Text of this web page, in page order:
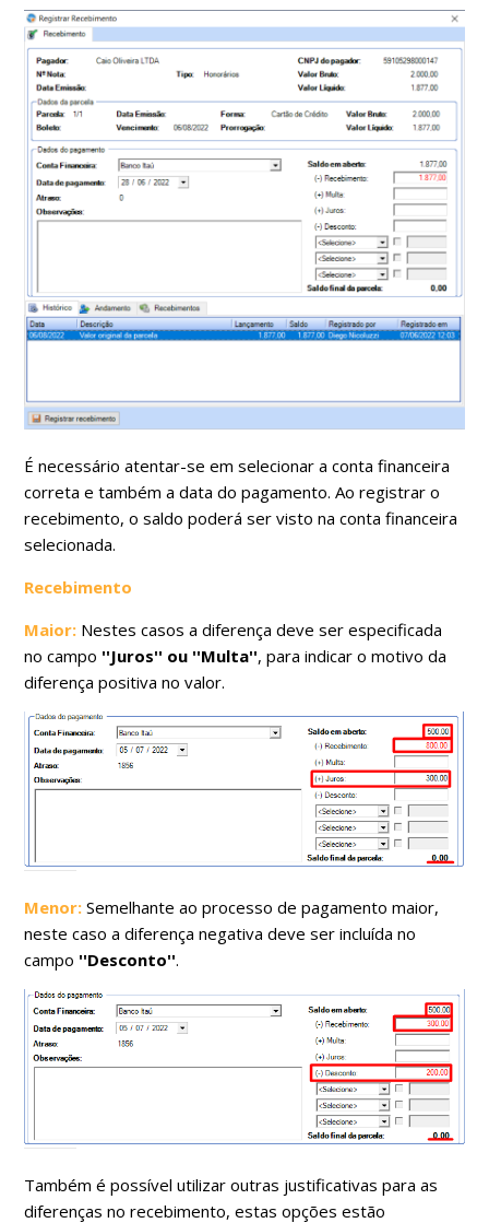
É necessário atentar-se em selecionar a conta financeira
correta e também a data do pagamento. Ao registrar o
recebimento, o saldo poderá ser visto na conta financeira
selecionada.
Recebimento
Maior: Nestes casos a diferença deve ser especificada
no campo ''Juros'' ou ''Multa'', para indicar o motivo da
diferença positiva no valor.
Menor: Semelhante ao processo de pagamento maior,
neste caso a diferença negativa deve ser incluída no
campo ''Desconto''.
Também é possível utilizar outras justificativas para as
diferenças no recebimento, estas opções estão